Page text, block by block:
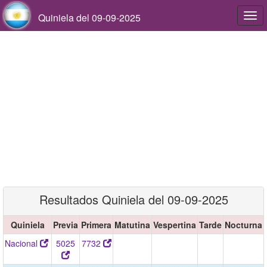
Quiniela del 09-09-2025
Resultados Quiniela del 09-09-2025
Quiniela Previa Primera Matutina Vespertina Tarde Nocturna
Nacional
5025 7732